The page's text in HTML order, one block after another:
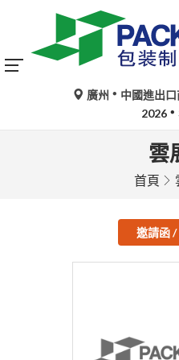
廣州 中國進出
2026
雲
首頁
邀請函 /